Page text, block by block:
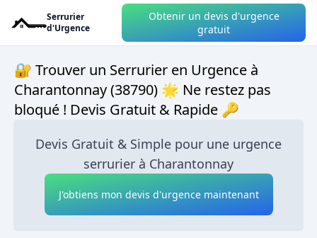
Serrurier
d'Urgence
Obtenir un devis d'urgence
gratuit
🔐 Trouver un Serrurier en Urgence à
Charantonnay (38790) 🌟 Ne restez pas
bloqué ! Devis Gratuit & Rapide 🔑
Devis Gratuit & Simple pour une urgence
serrurier à Charantonnay
J'obtiens mon devis d'urgence maintenant